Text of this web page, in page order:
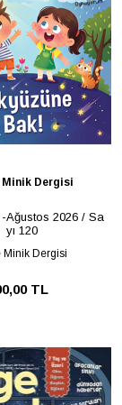
Minik Dergisi
Ağustos 2026 / Sa
yı 120
Minik Dergisi
TL